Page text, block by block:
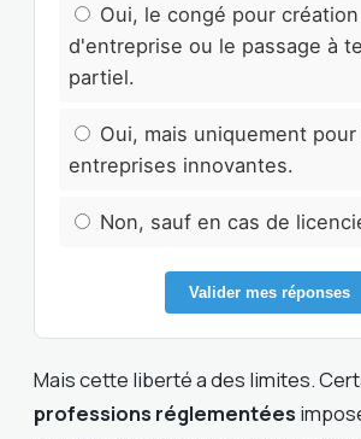
Oui, le congé pour création
d'entreprise ou le passage à
partiel.
Oui, mais uniquement pour
entreprises innovantes.
Non, sauf en cas de
Valider mes réponses
Mais cette liberté a des limites.
professions réglementées